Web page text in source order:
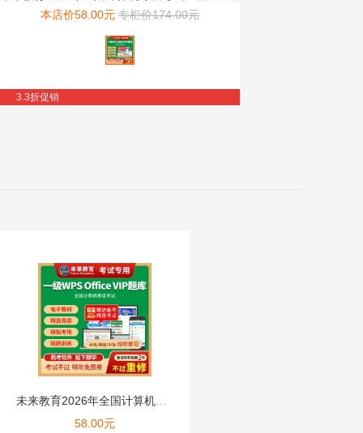
本店价58.00元 专柜价174.00元
3.3折促销
58.00元